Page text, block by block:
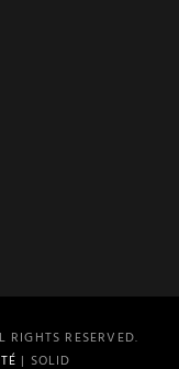
RIGHTS RESERVED.
| SOLID